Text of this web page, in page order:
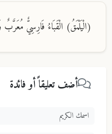
(الْيَلْمَقُ) الْقَبَاءُ فَارِسِيٌّ
أضف تعليقاً أو فائدة